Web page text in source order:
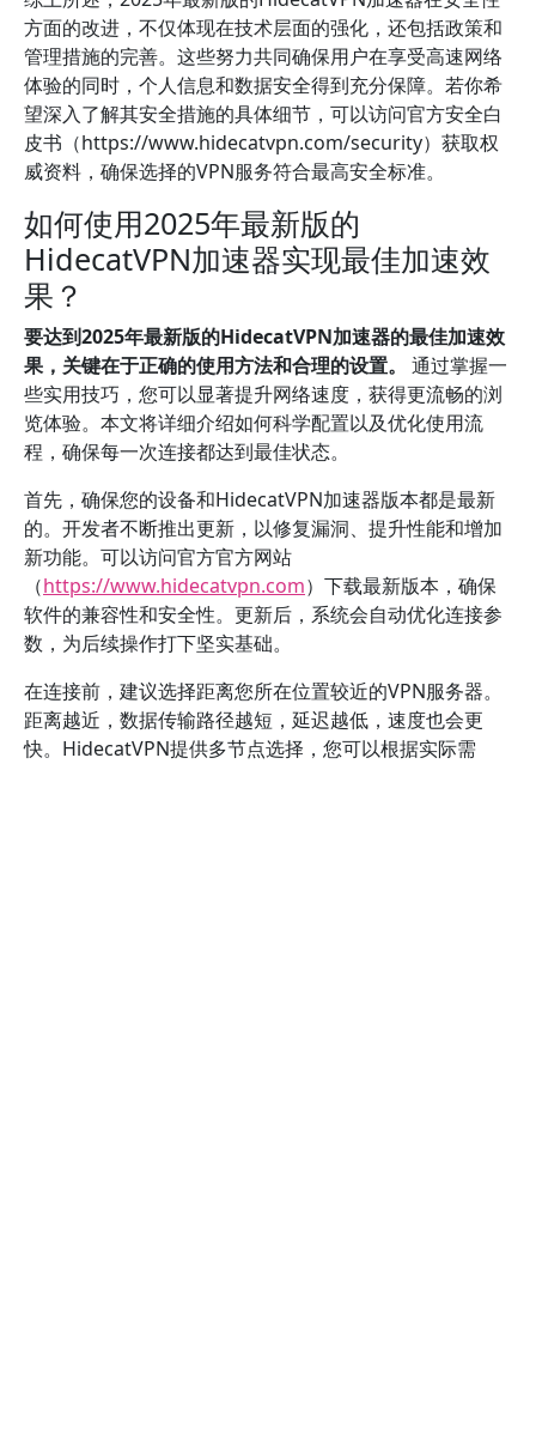
方面的改进，不仅体现在技术层面的强化，还包括政策和
管理措施的完善。这些努力共同确保用户在享受高速网络
体验的同时，个人信息和数据安全得到充分保障。若你希
望深入了解其安全措施的具体细节，可以访问官方安全白
皮书（https://www.hidecatvpn.com/security）获取权
威资料，确保选择的VPN服务符合最高安全标准。
如何使用2025年最新版的
HidecatVPN加速器实现最佳加速效
果？
要达到2025年最新版的HidecatVPN加速器的最佳加速效
果，关键在于正确的使用方法和合理的设置。
通过掌握一
些实用技巧，您可以显著提升网络速度，获得更流畅的浏
览体验。本文将详细介绍如何科学配置以及优化使用流
程，确保每一次连接都达到最佳状态。
首先，确保您的设备和HidecatVPN加速器版本都是最新
的。开发者不断推出更新，以修复漏洞、提升性能和增加
新功能。可以访问官方官方网站
（https://www.hidecatvpn.com）下载最新版本，确保
软件的兼容性和安全性。更新后，系统会自动优化连接参
数，为后续操作打下坚实基础。
在连接前，建议选择距离您所在位置较近的VPN服务器。
距离越近，数据传输路径越短，延迟越低，速度也会更
快。HidecatVPN提供多节点选择，您可以根据实际需